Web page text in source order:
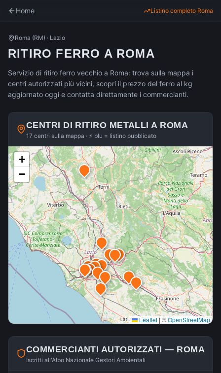
Home Listino completo Roma
Roma (RM) · Lazio
RITIRO FERRO A ROMA
Servizio di ritiro ferro vecchio a Roma: trova sulla mappa i
centri autorizzati più vicini, scopri il prezzo del ferro al kg
aggiornato oggi e contatta direttamente i commercianti.
CENTRI DI RITIRO METALLI A ROMA
17 centri sulla mappa · ⚡ blu = listino pubblicato
+
−
Leaflet | ©OpenStreetMap
COMMERCIANTI AUTORIZZATI — ROMA
Iscritti all'Albo Nazionale Gestori Ambientali